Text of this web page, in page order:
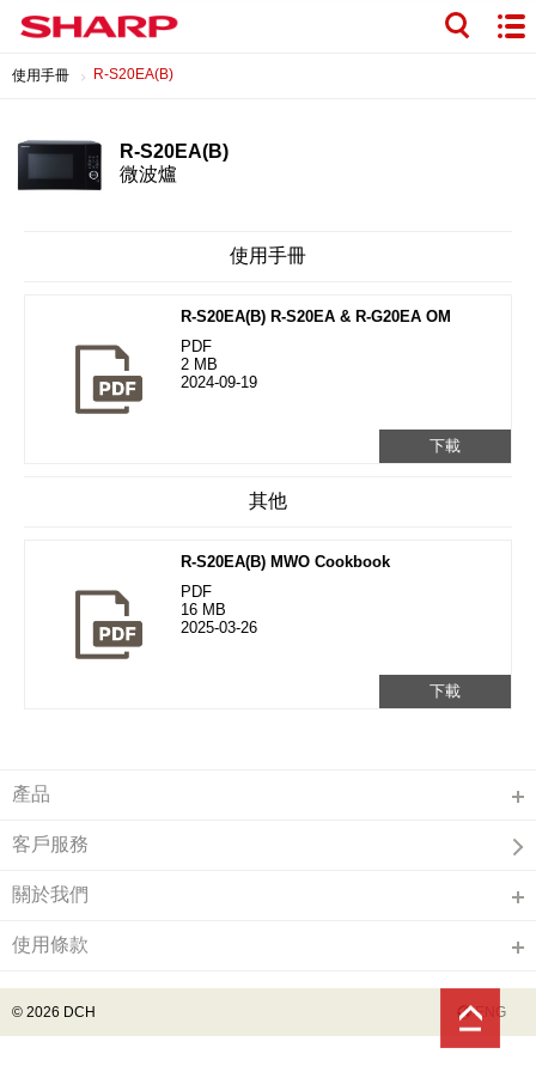
使用手冊 R-S20EA(B)
R-S20EA(B)
微波爐
使用手冊
R-S20EA(B) R-S20EA & R-G20EA OM
PDF
2 MB
2024-09-19
下載
其他
R-S20EA(B) MWO Cookbook
PDF
16 MB
2025-03-26
下載
產品
客戶服務
關於我們
使用條款
© 2026 DCH ENG